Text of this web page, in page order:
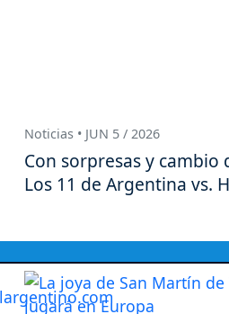
Noticias • JUN 5 / 2026
Con sorpresas y cambio
Los 11 de Argentina vs.